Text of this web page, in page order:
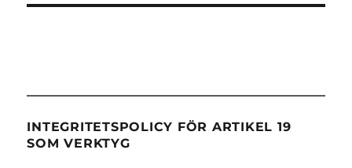
INTEGRITETSPOLICY FÖR ARTIKEL 19
SOM VERKTYG